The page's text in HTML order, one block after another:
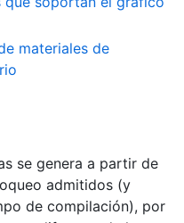
materiales de
se genera a partir de
admitidos (y
de compilación), por